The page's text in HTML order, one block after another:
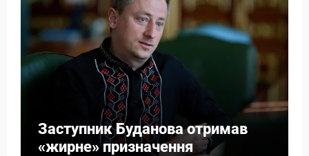
Заступник Буданова отримав
«жирне» призначення